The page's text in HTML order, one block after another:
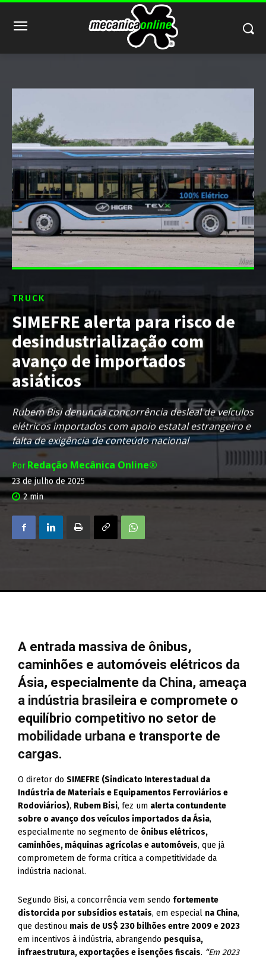
TRUCK
SIMEFRE alerta para risco de
desindustrialização com
avanço de importados
asiáticos
Rubem Bisi denuncia concorrência desleal de veículos
elétricos importados com apoio estatal estrangeiro e
falta de exigência de conteúdo nacional
Por Redação Mecânica Online®
23 de julho de 2025
2min
A entrada massiva de ônibus,
caminhões e automóveis elétricos da
Ásia, especialmente da China, ameaça
a indústria brasileira e compromete o
equilíbrio competitivo no setor de
mobilidade urbana e transporte de
cargas.
O diretor doSIMEFRE (Sindicato Interestadual da
Indústria de Materiais e Equipamentos Ferroviários e
Rodoviários), Rubem Bisi, fez um alerta contundente
sobre o avanço dos veículos importados da Ásia,
especialmente no segmento de ônibus elétricos,
caminhões, máquinas agrícolas e automóveis, que já
comprometem de forma crítica a competitividade da
indústria nacional.
Segundo Bisi, a concorrência vem sendo fortemente
distorcida por subsídios estatais, em especial na China,
que destinou mais de US$ 230 bilhões entre 2009 e 2023
em incentivos à indústria, abrangendo pesquisa,
infraestrutura, exportações e isenções fiscais. “Em 2023